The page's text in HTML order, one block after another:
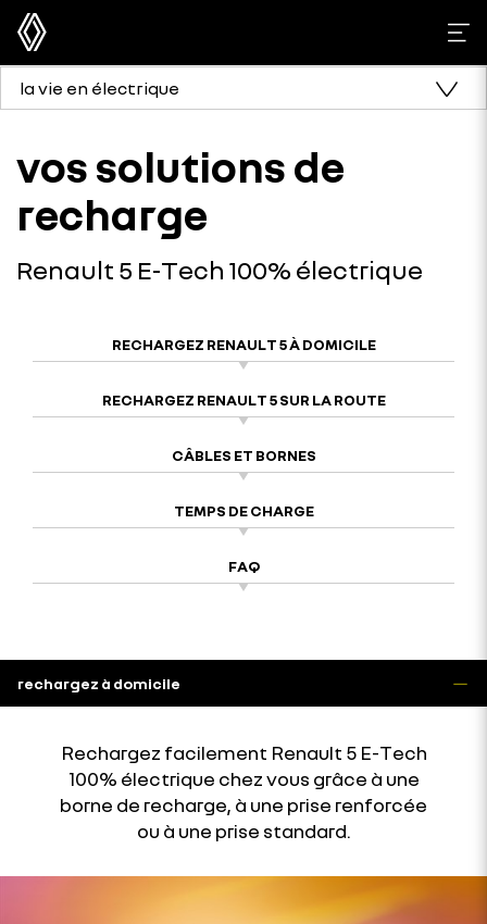
la vie en électrique
vos solutions de
recharge
Renault 5 E-Tech 100% électrique
RECHARGEZ RENAULT 5 À DOMICILE
RECHARGEZ RENAULT 5 SUR LA ROUTE
CÂBLES ET BORNES
TEMPS DE CHARGE
FAQ
rechargez à domicile
Rechargez facilement Renault 5 E-Tech
100% électrique chez vous grâce à une
borne de recharge, à une prise renforcée
ou à une prise standard.